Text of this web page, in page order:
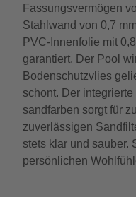
Fassungsvermögen
Stahlwand von 0,7
PVC-Innenfolie mit
garantiert. Der Pool
Bodenschutzvlies
schont. Der
sandfarben sorgt für
zuverlässigen
stets klar und sauber.
persönlichen